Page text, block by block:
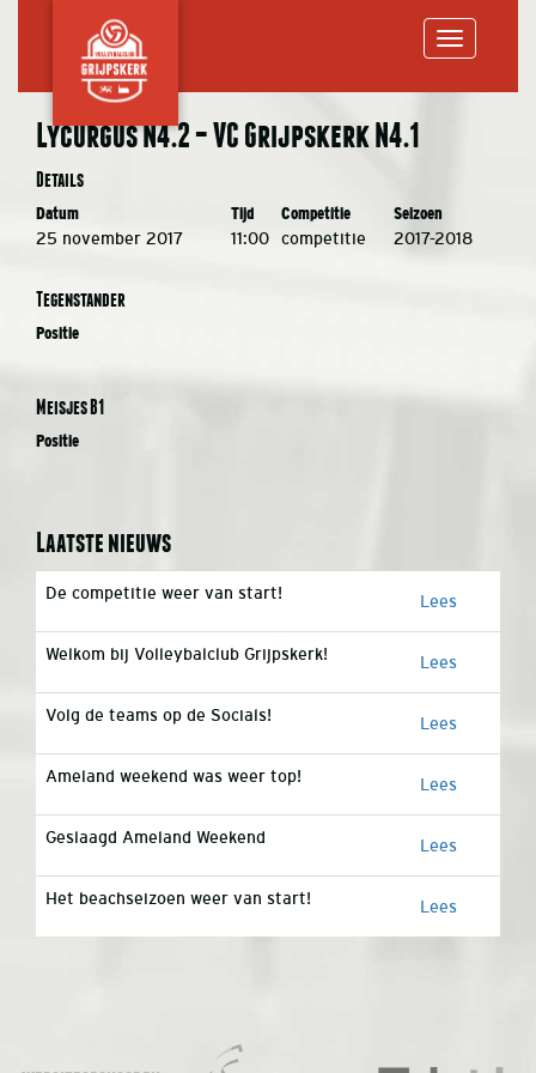
Lycurgus N4.2 – VC Grijpskerk N4.1
Details
Datum Tijd Competitie Seizoen
25 november 2017 11:00 competitie 2017-2018
Tegenstander
Positie
Meisjes B1
Positie
Laatste nieuws
De competitie weer van start! Lees
Welkom bij Volleybalclub Grijpskerk! Lees
Volg de teams op de Socials! Lees
Ameland weekend was weer top! Lees
Geslaagd Ameland Weekend Lees
Het beachseizoen weer van start! Lees